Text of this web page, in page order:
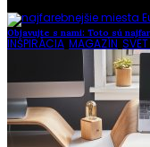
Objavujte s nami: Toto sú
INŠPIRÁCIA MAGAZÍN